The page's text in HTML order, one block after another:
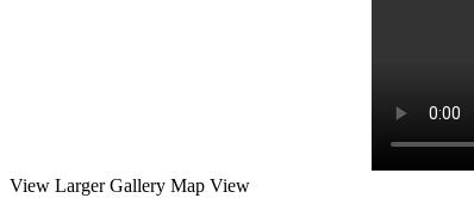
View Larger Gallery Map View